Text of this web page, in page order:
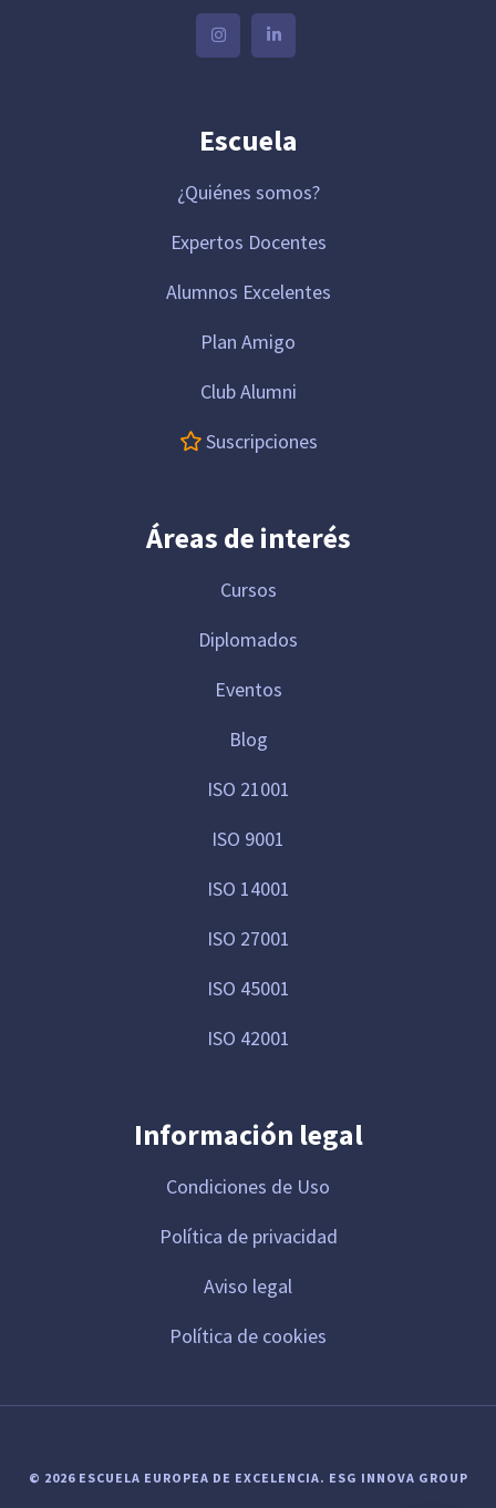
Escuela
¿Quiénes somos?
Expertos Docentes
Alumnos Excelentes
Plan Amigo
Club Alumni
Suscripciones
Áreas de interés
Cursos
Diplomados
Eventos
Blog
ISO 21001
ISO 9001
ISO 14001
ISO 27001
ISO 45001
ISO 42001
Información legal
Condiciones de Uso
Política de privacidad
Aviso legal
Política de cookies
© 2026 ESCUELA EUROPEA DE EXCELENCIA. ESG INNOVA GROUP